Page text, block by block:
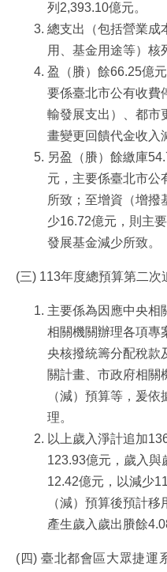
列2,393.10億元。
總支出（包括營業成
用、基金用途等）核
盈（賸）餘66.25億
要係臺北市公有收費
輸發展支出）、都市
畫變更回饋代金收入
另盈（賸）餘繳庫
元，主要係臺北市公
所致；至增資（增撥
少16.72億元，則主
發展基金減少所致。
(三) 113年度總預算第二次
主要係為因應中央相
相關機關辦理各項專
央核撥統籌分配稅款
關計畫、市政府相關
（減）預算等，爰
理。
以上歲入淨計追加
123.93億元，歲入與
12.42億元，以減少
（減）預算後預計
產生歲入歲出賸餘
(四) 臺北都會區大眾捷運